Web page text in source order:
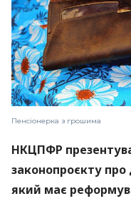
Пенсіонерка з грошима
НКЦПФР
законопроєкту про
який має